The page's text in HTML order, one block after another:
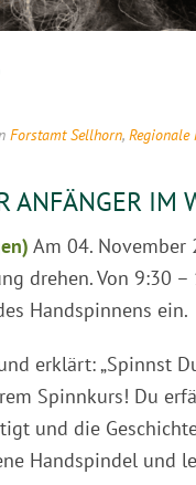
Forstamt Sellhorn, Regionale
ANFÄNGER IM
Am 04. November
drehen. Von 9:30
Handspinnens ein.
erklärt: „Spinnst
Spinnkurs! Du
und die
Handspindel und